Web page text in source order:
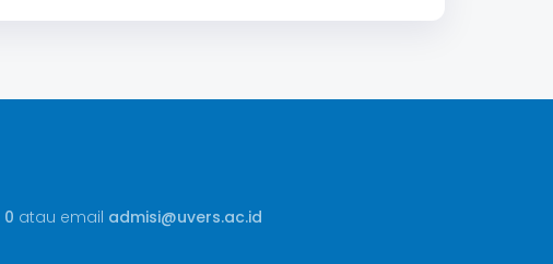
0 atau email admisi@uvers.ac.id